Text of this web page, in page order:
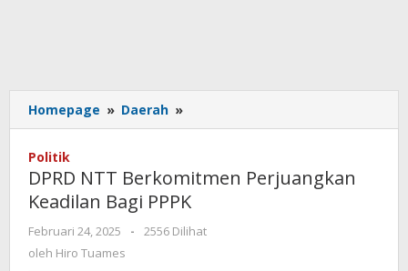
Homepage » Daerah »
NTT
Keadilan
Bagi
PPPK
Politik
DPRD NTT Berkomitmen Perjuangkan
Keadilan Bagi PPPK
Februari 24, 2025
oleh
-
2556 Dilihat
oleh Hiro Tuames